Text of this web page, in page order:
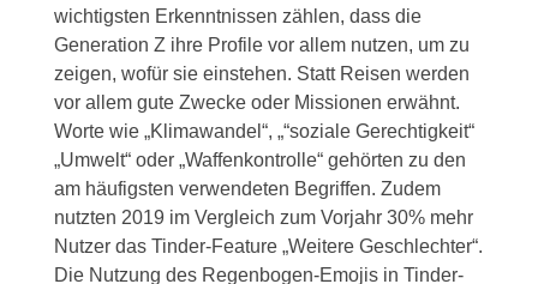
wichtigsten Erkenntnissen zählen, dass die
Generation Z ihre Profile vor allem nutzen, um zu
zeigen, wofür sie einstehen. Statt Reisen werden
vor allem gute Zwecke oder Missionen erwähnt.
Worte wie „Klimawandel“, „“soziale Gerechtigkeit“
„Umwelt“ oder „Waffenkontrolle“ gehörten zu den
am häufigsten verwendeten Begriffen. Zudem
nutzten 2019 im Vergleich zum Vorjahr 30% mehr
Nutzer das Tinder-Feature „Weitere Geschlechter“.
Die Nutzung des Regenbogen-Emojis in Tinder-